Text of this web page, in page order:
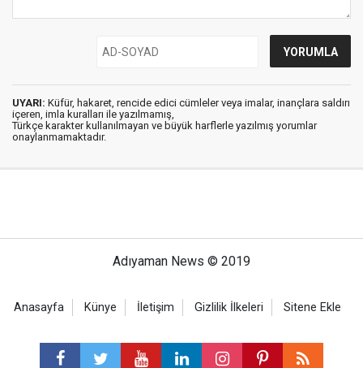
UYARI: Küfür, hakaret, rencide edici cümleler veya imalar, inançlara saldırı
içeren, imla kuralları ile yazılmamış,
Türkçe karakter kullanılmayan ve büyük harflerle yazılmış yorumlar
onaylanmamaktadır.
Adıyaman News © 2019
Anasayfa Künye İletişim Gizlilik İlkeleri Sitene Ekle